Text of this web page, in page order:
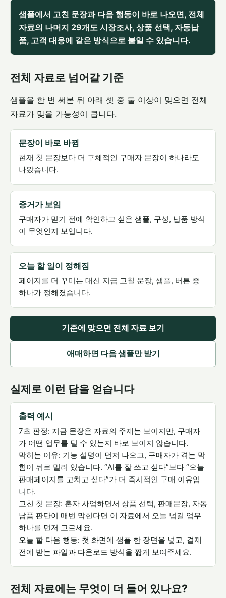
샘플에서 고친 문장과 다음 행동이 바로 나오면, 전체
자료의 나머지 29개도 시장조사, 상품 선택, 자동납
품, 고객 대응에 같은 방식으로 붙일 수 있습니다.
전체 자료로 넘어갈 기준
샘플을 한 번 써본 뒤 아래 셋 중 둘 이상이 맞으면 전체
자료가 맞을 가능성이 큽니다.
문장이 바로 바뀜
현재 첫 문장보다 더 구체적인 구매자 문장이 하나라도
나왔습니다.
증거가 보임
구매자가 믿기 전에 확인하고 싶은 샘플, 구성, 납품 방식
이 무엇인지 보입니다.
오늘 할 일이 정해짐
페이지를 더 꾸미는 대신 지금 고칠 문장, 샘플, 버튼 중
하나가 정해졌습니다.
기준에 맞으면 전체 자료 보기
애매하면 다음 샘플만 받기
실제로 이런 답을 얻습니다
출력 예시
7초 판정: 지금 문장은 자료의 주제는 보이지만, 구매자
가 어떤 업무를 덜 수 있는지 바로 보이지 않습니다.
막히는 이유: 기능 설명이 먼저 나오고, 구매자가 겪는 막
힘이 뒤로 밀려 있습니다. “AI를 잘 쓰고 싶다”보다 “오늘
판매페이지를 고치고 싶다”가 더 즉시적인 구매 이유입
니다.
고친 첫 문장: 혼자 사업하면서 상품 선택, 판매문장, 자동
납품 판단이 매번 막힌다면 이 자료에서 오늘 넘길 업무
하나를 먼저 고르세요.
오늘 할 다음 행동: 첫 화면에 샘플 한 장면을 넣고, 결제
전에 받는 파일과 다운로드 방식을 짧게 보여주세요.
전체 자료에는 무엇이 더 들어 있나요?